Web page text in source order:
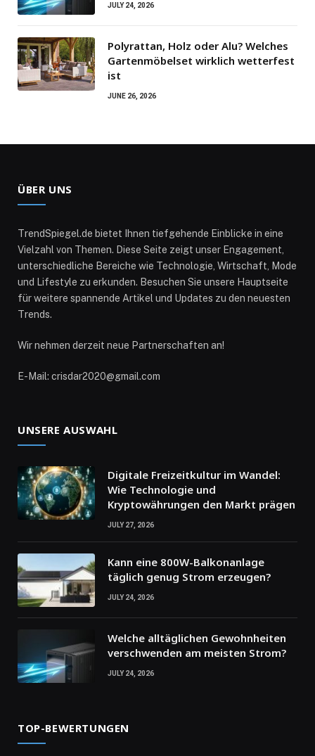
JULY 24, 2026
Polyrattan, Holz oder Alu? Welches
Gartenmöbelset wirklich wetterfest
ist
JUNE 26, 2026
ÜBER UNS
TrendSpiegel.de bietet Ihnen tiefgehende Einblicke in eine
Vielzahl von Themen. Diese Seite zeigt unser Engagement,
unterschiedliche Bereiche wie Technologie, Wirtschaft, Mode
und Lifestyle zu erkunden. Besuchen Sie unsere Hauptseite
für weitere spannende Artikel und Updates zu den neuesten
Trends.
Wir nehmen derzeit neue Partnerschaften an!
E-Mail: crisdar2020@gmail.com
UNSERE AUSWAHL
Digitale Freizeitkultur im Wandel:
Wie Technologie und
Kryptowährungen den Markt prägen
JULY 27, 2026
Kann eine 800W-Balkonanlage
täglich genug Strom erzeugen?
JULY 24, 2026
Welche alltäglichen Gewohnheiten
verschwenden am meisten Strom?
JULY 24, 2026
TOP-BEWERTUNGEN